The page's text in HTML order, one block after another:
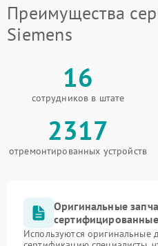
Преимущества
Siemens
16
сотрудников в штате
2317
отремонтированных устройств
Оригинальные
Используются